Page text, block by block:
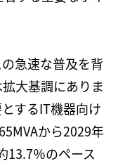
急速な普及を背
大基調にありま
するIT機器向け
から2029年
13.7％のペース